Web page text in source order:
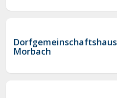
Dorfgemeinschaftshaus
Morbach